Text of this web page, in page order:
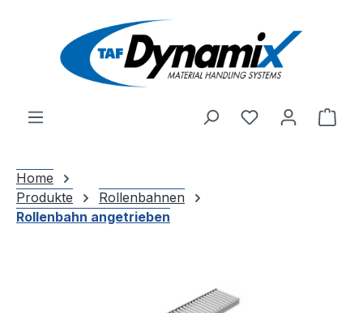
Zum Hauptinhalt springen
Du hast 0
Home
Produkte
Rollenbahnen
Rollenbahn angetrieben